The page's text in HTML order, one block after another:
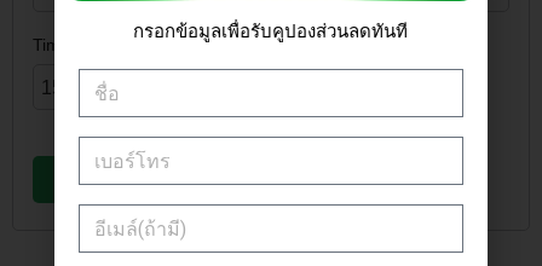
Time
ยืนยันการชำระเงิน
กรอกข้อมูลเพื่อรับคูปองส่วนลดทันที